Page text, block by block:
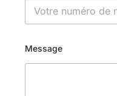
Message